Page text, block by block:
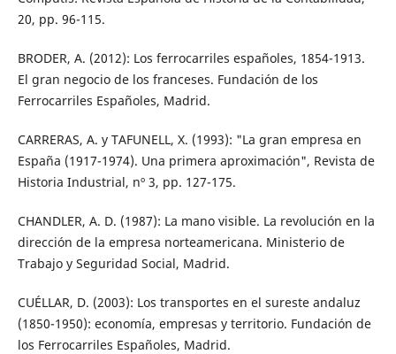
20, pp. 96-115.
BRODER, A. (2012): Los ferrocarriles españoles, 1854-1913.
El gran negocio de los franceses. Fundación de los
Ferrocarriles Españoles, Madrid.
CARRERAS, A. y TAFUNELL, X. (1993): "La gran empresa en
España (1917-1974). Una primera aproximación", Revista de
Historia Industrial, nº 3, pp. 127-175.
CHANDLER, A. D. (1987): La mano visible. La revolución en la
dirección de la empresa norteamericana. Ministerio de
Trabajo y Seguridad Social, Madrid.
CUÉLLAR, D. (2003): Los transportes en el sureste andaluz
(1850-1950): economía, empresas y territorio. Fundación de
los Ferrocarriles Españoles, Madrid.